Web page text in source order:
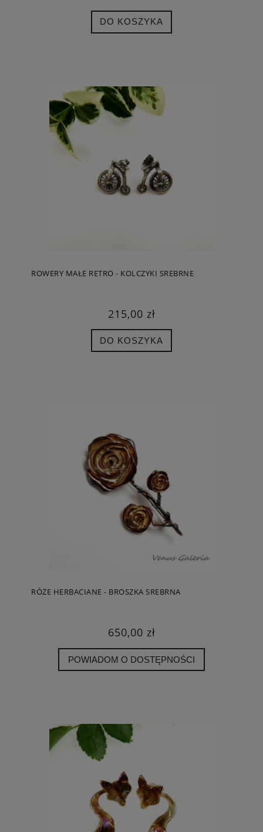
DO KOSZYKA
ROWERY MAŁE RETRO - KOLCZYKI SREBRNE
215,00 zł
DO KOSZYKA
RÓŻE HERBACIANE - BROSZKA SREBRNA
650,00 zł
POWIADOM O DOSTĘPNOŚCI